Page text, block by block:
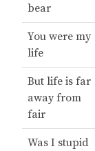
bear
You were my
life
But life is far
away from
fair
Was I stupid